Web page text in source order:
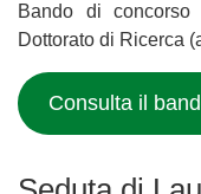
Bando di concorso
Dottorato di Ricerca
Consulta il